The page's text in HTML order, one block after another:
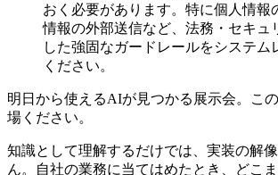
おく必要があります。特に個人情報
情報の外部送信など、法務・セキュ
した強固なガードレールをシステム
ください。
明日から使えるAIが見つかる展示会。こ
場ください。
知識として理解するだけでは、実装の解
ん。自社の業務に当てはめたとき、どこ